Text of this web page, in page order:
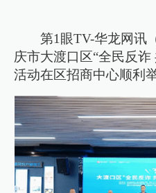
第1眼TV-华龙网讯
庆市大渡口区“全民反
活动在区招商中心顺利举